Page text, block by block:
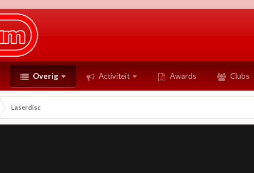
Overig Activiteit Awards Clubs
Laserdisc